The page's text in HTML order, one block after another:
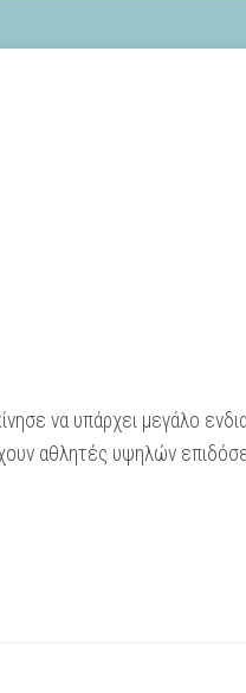
να υπάρχει μεγάλο
αθλητές υψηλών